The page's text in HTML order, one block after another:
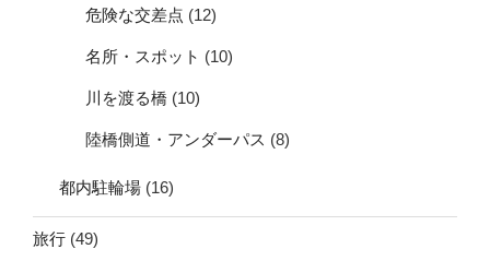
危険な交差点 (12)
名所・スポット (10)
川を渡る橋 (10)
陸橋側道・アンダーパス (8)
都内駐輪場 (16)
旅行 (49)